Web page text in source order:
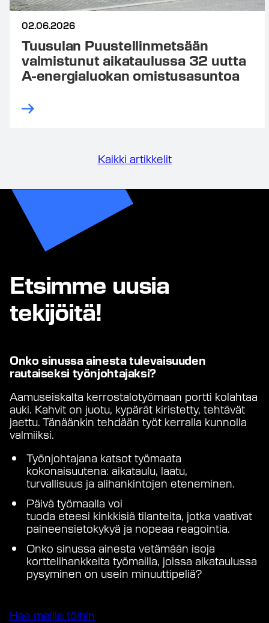
02.06.2026
Tuusulan Puustellinmetsään
valmistunut aikataulussa 32 uutta
A-energialuokan omistusasuntoa
Kaikki artikkelit
Etsimme uusia
tekijöitä!
Onko sinussa ainestatulevaisuuden
rautaiseksi työnjohtajaksi?
Aamuseiskalta kerrostalotyömaan portti kolahtaa
auki. Kahvit on juotu, kypärät kiristetty, tehtävät
jaettu. Tänäänkin tehdään työt kerralla kunnolla
valmiiksi.
Työnjohtajana katsot työmaata
kokonaisuutena: aikataulu, laatu,
turvallisuus ja alihankintojen eteneminen.
Päivä työmaalla voi
tuoda eteesi kinkkisiä tilanteita, jotka vaativat
paineensietokykyä ja nopeaa reagointia.
Onko sinussa ainesta vetämään isoja
korttelihankkeita työmailla, joissa aikataulussa
pysyminen on usein minuuttipeliä?
Hae meille töihin